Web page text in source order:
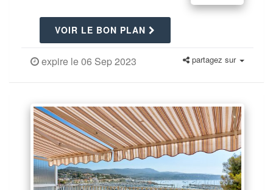
VOIR LE BON PLAN
expire le 06 Sep 2023 partagez sur